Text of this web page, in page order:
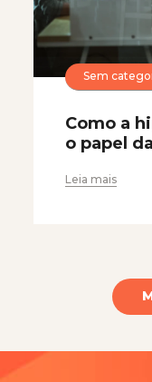
Sem
Como a
o papel
Leia mais